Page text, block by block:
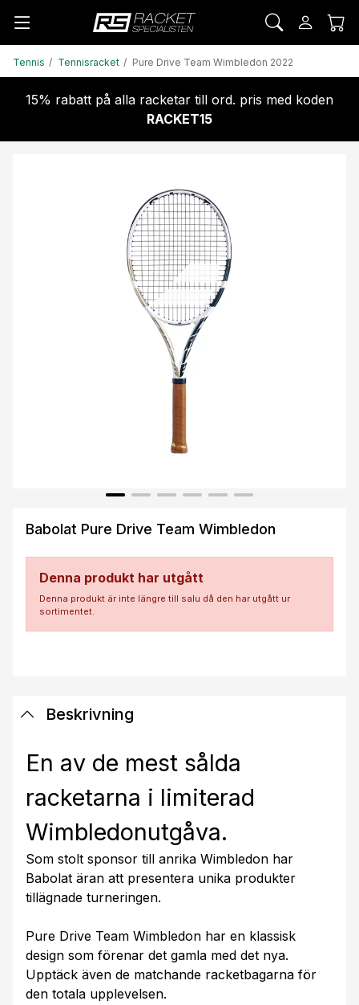
Tennis Tennisracket Pure Drive Team Wimbledon 2022
15% rabatt på alla racketar till ord. pris med koden
RACKET15
Babolat Pure Drive Team Wimbledon
Denna produkt har utgått
Denna produkt är inte längre till salu då den har utgått ur
sortimentet.
Beskrivning
En av de mest sålda
racketarna i limiterad
Wimbledonutgåva.
Som stolt sponsor till anrika Wimbledon har
Babolat äran att presentera unika produkter
tillägnade turneringen.
Pure Drive Team Wimbledon har en klassisk
design som förenar det gamla med det nya.
Upptäck även de matchande racketbagarna för
den totala upplevelsen.